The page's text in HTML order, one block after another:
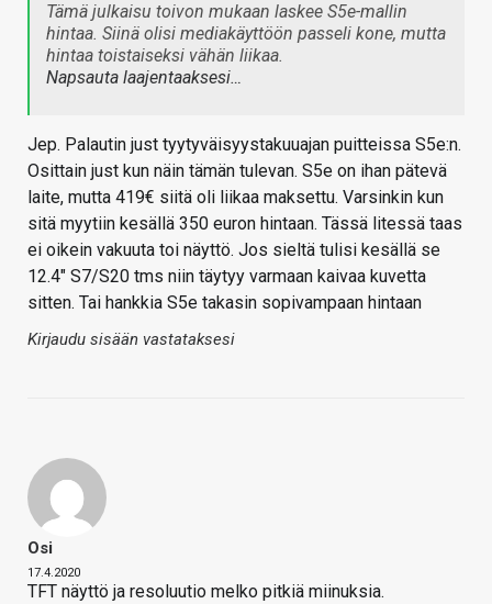
Tämä julkaisu toivon mukaan laskee S5e-mallin
hintaa. Siinä olisi mediakäyttöön passeli kone, mutta
hintaa toistaiseksi vähän liikaa.
Napsauta laajentaaksesi…
Jep. Palautin just tyytyväisyystakuuajan puitteissa S5e:n.
Osittain just kun näin tämän tulevan. S5e on ihan pätevä
laite, mutta 419€ siitä oli liikaa maksettu. Varsinkin kun
sitä myytiin kesällä 350 euron hintaan. Tässä litessä taas
ei oikein vakuuta toi näyttö. Jos sieltä tulisi kesällä se
12.4" S7/S20 tms niin täytyy varmaan kaivaa kuvetta
sitten. Tai hankkia S5e takasin sopivampaan hintaan
Kirjaudu sisään vastataksesi
Osi
17.4.2020
TFT näyttö ja resoluutio melko pitkiä miinuksia.